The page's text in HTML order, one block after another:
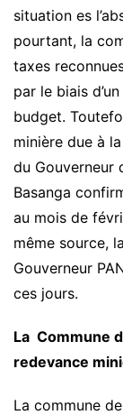
situation es
pourtant, la
taxes
par le biais
budget.
minière due à
du Gouverneur
Basanga
au mois de
même source,
Gouverneur
ces jours.
La Commune
redevance
La commune